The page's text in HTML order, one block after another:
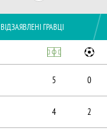
ВІДЗАЯВЛЕНІ ГРАВЦІ
5 0
4 2